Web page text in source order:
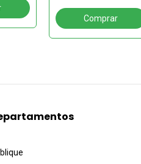
na sociedade